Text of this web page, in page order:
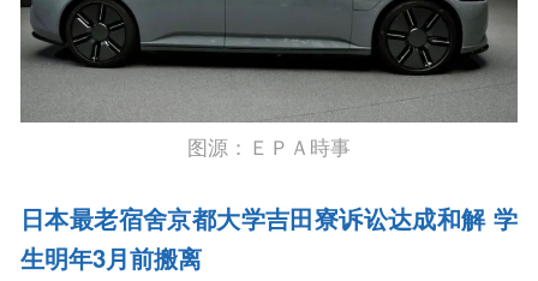
图源：ＥＰＡ時事
日本最老宿舍京都大学吉田寮诉讼达成和解 学
生明年3月前搬离